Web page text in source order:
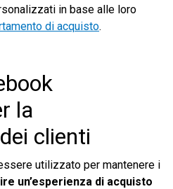
in base alle loro
di acquisto.
la
clienti
utilizzato per mantenere i
un’esperienza di acquisto